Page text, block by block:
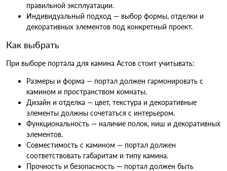
правильной эксплуатации.
Индивидуальный подход — выбор формы, отделки и
декоративных элементов под конкретный проект.
Как выбрать
При выборе портала для камина Астов стоит учитывать:
Размеры и форма — портал должен гармонировать с
камином и пространством комнаты.
Дизайн и отделка — цвет, текстура и декоративные
элементы должны сочетаться с интерьером.
Функциональность — наличие полок, ниш и декоративных
элементов.
Совместимость с камином — портал должен
соответствовать габаритам и типу камина.
Прочность и безопасность — портал должен быть